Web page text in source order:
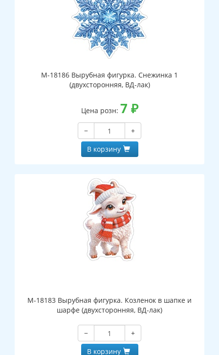
М-18186 Вырубная фигурка. Снежинка 1
(двухсторонняя, ВД-лак)
Цена розн: 7 ₽
−
+
В корзину
М-18183 Вырубная фигурка. Козленок в шапке и
шарфе (двухсторонняя, ВД-лак)
−
+
В корзину